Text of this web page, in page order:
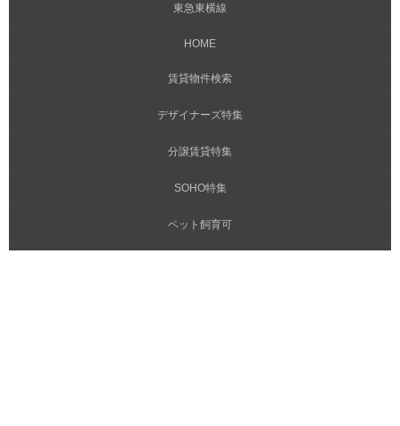
東急東横線
HOME
賃貸物件検索
デザイナーズ特集
分譲賃貸特集
SOHO特集
ペット飼育可